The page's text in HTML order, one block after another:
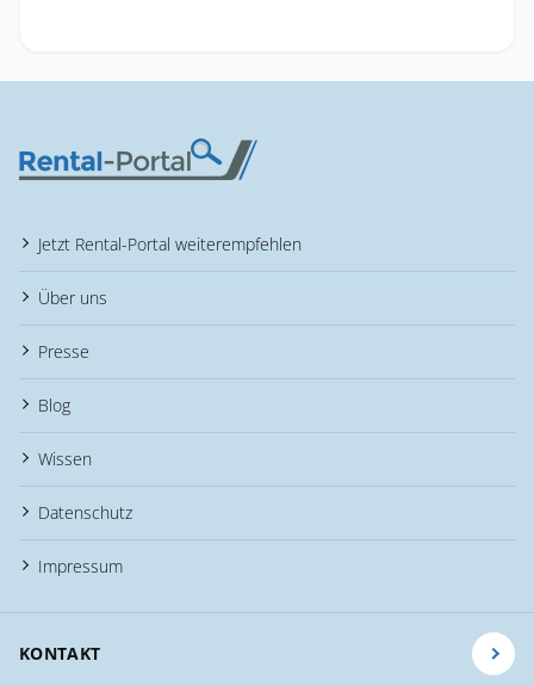
Jetzt Rental-Portal weiterempfehlen
Über uns
Presse
Blog
Wissen
Datenschutz
Impressum
KONTAKT